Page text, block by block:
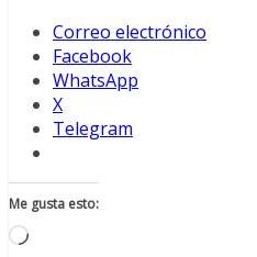
Correo electrónico
Facebook
WhatsApp
X
Telegram
Me gusta esto:
Cargando...